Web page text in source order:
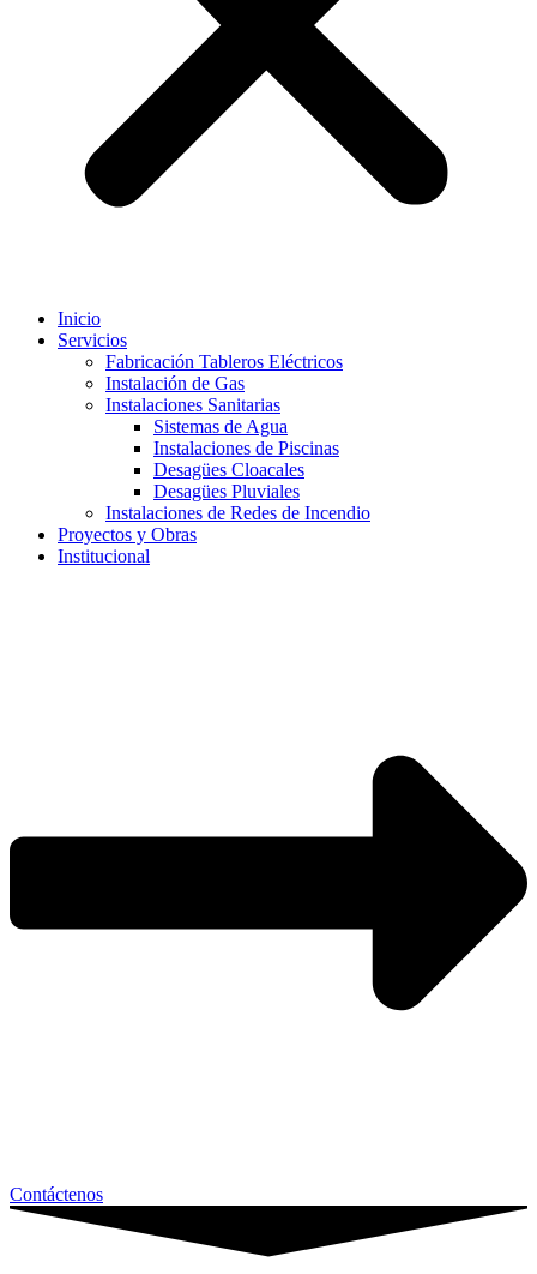
Inicio
Servicios
Fabricación Tableros Eléctricos
Instalación de Gas
Instalaciones Sanitarias
Sistemas de Agua
Instalaciones de Piscinas
Desagües Cloacales​
Desagües Pluviales
Instalaciones de Redes de Incendio
Proyectos y Obras
Institucional
Contáctenos